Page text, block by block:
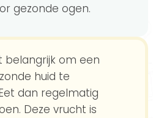
gezonde ogen.
belangrijk om een
huid te
dan regelmatig
Deze vrucht is